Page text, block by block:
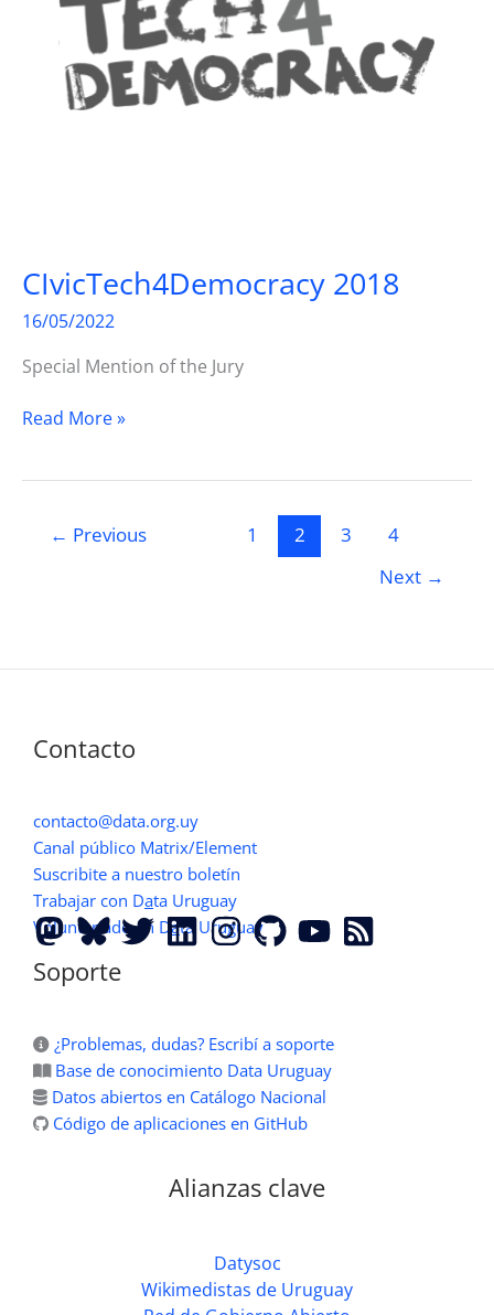
CIvicTech4Democracy 2018
16/05/2022
Special Mention of the Jury
CIvicTech4Democracy
Read More »
← Previous 1 2 3
4
Next →
Contacto
contacto@data.org.uy
Canal público Matrix/Element
Suscribite a nuestro boletín
Trabajar con Data Uruguay
Voluntariado en Data Uruguay
Soporte
¿Problemas, dudas? Escribí a soporte
Base de conocimiento Data Uruguay
Datos abiertos en Catálogo Nacional
Código de aplicaciones en GitHub
Alianzas clave
Datysoc
Wikimedistas de Uruguay